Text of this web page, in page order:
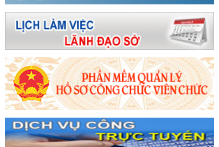
trực tuyến tìm hiểu cuộc vận động “Người Việt Nam ưu tiên dùng
ứng xăng dầu, khí trên địa bàn tỉnh Hà Tĩnh trong bối cảnh xung
Công Thương: Sôi nổi các hoạt động ý nghĩa nhân dịp Tết Trung
Sở Công Thương tổ chức khám sức khỏe định kỳ cho Đoàn
lãm trực tuyến sản phẩm Công nghiệp nông thôn tiêu biểu và
diện mạo mới cho TP Hà Tĩnh
UBND tỉnh ban hành Kế hoạch
thương mại kết nối tiêu thụ sản phẩm nông nghiệp, sản phẩm
nông thôn tiêu biểu, sản phẩm chủ lực của tỉnh năm 2024
Tĩnh trao quà Tết cho đoàn viên khó khăn
Bộ Công Thương
trữ năng lượng tại Công ty cổ phần Giải pháp năng lượng Vines
thiền Đề án và tăng cường quảng bá du lịch chùa Hương Tích
Sản xuất ô tô điện VinFast tại Hà Tĩnh
Công tác đối ngoại
- xã hội trong thời kỳ mới
Tình hình sản xuất công nghiệp tỉnh
năm 2025
Đoàn công tác tỉnh Hà Tĩnh làm việc với các đối tác
Tĩnh tại Đức
Đảng ủy Sở Công Thương Hà Tĩnh tổ chức Hội